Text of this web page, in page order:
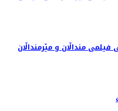
منداڵان و مێرمنداڵان